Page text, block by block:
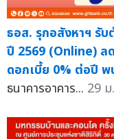
ธอส. รุกอสังหาฯ รั
ปี 2569 (Online) ล
ดอกเบี้ย 0% ต่อปี
ธนาคารอาคาร... 29 ม